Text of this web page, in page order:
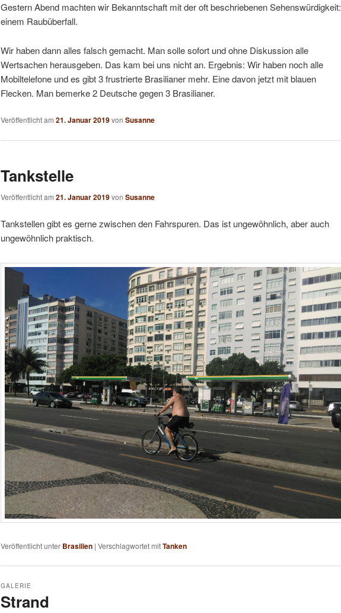
Gestern Abend machten wir Bekanntschaft mit der oft beschriebenen Sehenswürdigkeit:
einem Raubüberfall.
Wir haben dann alles falsch gemacht. Man solle sofort und ohne Diskussion alle
Wertsachen herausgeben. Das kam bei uns nicht an. Ergebnis: Wir haben noch alle
Mobiltelefone und es gibt 3 frustrierte Brasilianer mehr. Eine davon jetzt mit blauen
Flecken. Man bemerke 2 Deutsche gegen 3 Brasilianer.
Veröffentlicht am 21. Januar 2019von Susanne
Tankstelle
Veröffentlicht am 21. Januar 2019von Susanne
Tankstellen gibt es gerne zwischen den Fahrspuren. Das ist ungewöhnlich, aber auch
ungewöhnlich praktisch.
Veröffentlicht unter Brasilien | Verschlagwortet mitTanken
Strand
GALERIE